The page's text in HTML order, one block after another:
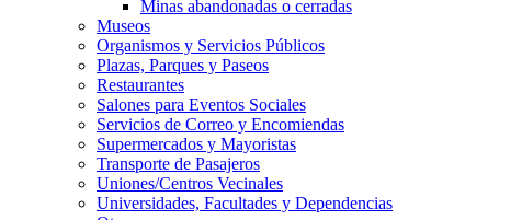
Minas abandonadas o cerradas
Museos
Organismos y Servicios Públicos
Plazas, Parques y Paseos
Restaurantes
Salones para Eventos Sociales
Servicios de Correo y Encomiendas
Supermercados y Mayoristas
Transporte de Pasajeros
Uniones/Centros Vecinales
Universidades, Facultades y Dependencias